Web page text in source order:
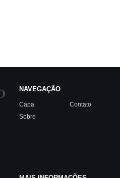
NAVEGAÇÃO
Capa
Sobre
Contato